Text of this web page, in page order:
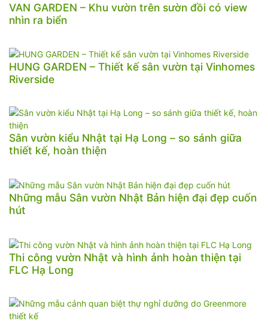
VAN GARDEN – Khu vườn trên sườn đồi có view
nhìn ra biển
HUNG GARDEN – Thiết kế sân vườn tại Vinhomes
Riverside
Sân vườn kiểu Nhật tại Hạ Long – so sánh giữa
thiết kế, hoàn thiện
Những mẫu Sân vườn Nhật Bản hiện đại đẹp cuốn
hút
Thi công vườn Nhật và hình ảnh hoàn thiện tại
FLC Hạ Long